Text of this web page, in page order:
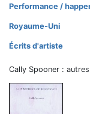
Performance /
Royaume-Uni
Écrits d'artiste
Cally Spooner :